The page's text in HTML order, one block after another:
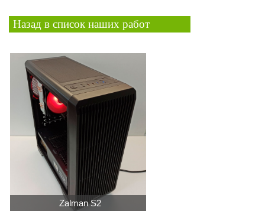
блоки
Моноблоки
Периферия
Назад в список наших работ
Zalman S2